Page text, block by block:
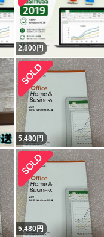
2,800円
5,480円
5,480円